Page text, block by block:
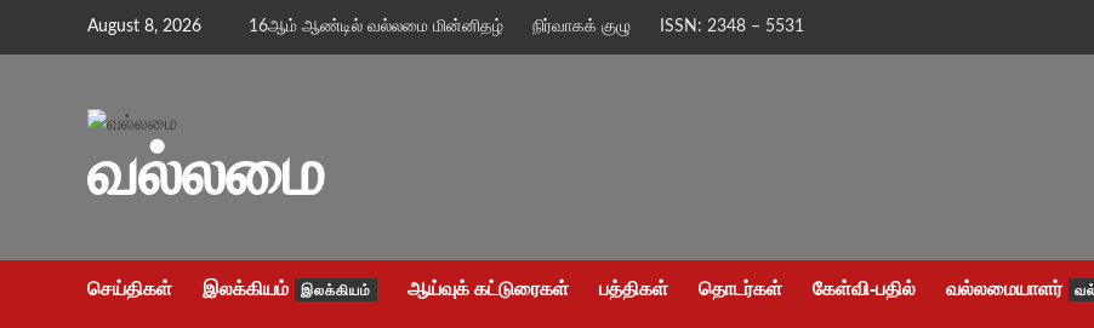
August 8, 2026 16ஆம் ஆண்டில் வல்லமை மின்னிதழ் நிர்வாகக் குழு ISSN: 2348 – 5531
வல்லமை
செய்திகள் இலக்கியம் இலக்கியம் ஆய்வுக் கட்டுரைகள் பத்திகள் தொடர்கள் கேள்வி-பதில் வல்லமையாளர்